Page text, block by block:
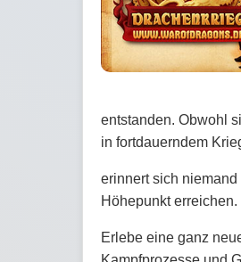
entstanden. Obwohl
in fortdauerndem
erinnert sich
Höhepunkt erreichen.
Erlebe eine ganz